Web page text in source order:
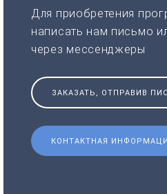
Для приобретения
написать нам письмо
через мессенджеры
ЗАКАЗАТЬ, ОТПРАВИВ
КОНТАКТНАЯ